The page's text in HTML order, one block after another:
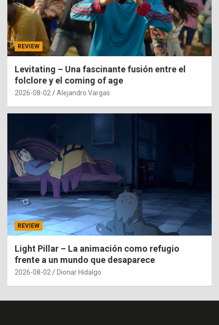
REVIEW
Levitating – Una fascinante fusión entre el
folclore y el coming of age
2026-08-02 Alejandro Vargas
REVIEW
Light Pillar – La animación como refugio
frente a un mundo que desaparece
2026-08-02 Dionar Hidalgo